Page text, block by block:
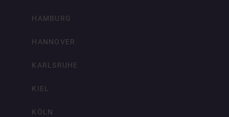
HAMBURG
HANNOVER
KARLSRUHE
KIEL
KÖLN